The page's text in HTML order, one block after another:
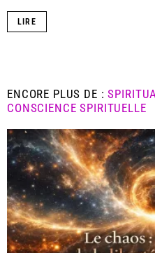
LIRE
ENCORE PLUS DE :
CONSCIENCE SPIRITUELLE